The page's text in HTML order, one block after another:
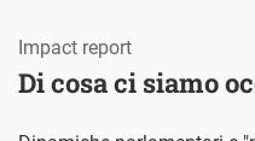
Di cosa ci siamo
Impact report